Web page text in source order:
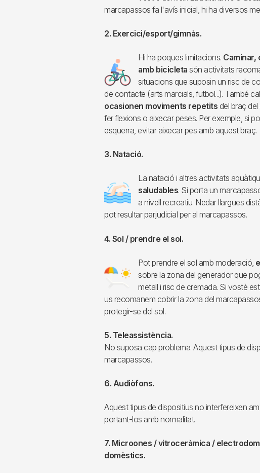
marcapassos fa l'avís inicial, hi ha diversos
2. Exercici/esport/gimnàs.
Imagen
Hi ha poques limitacions. Caminar,
amb bicicleta són activitats
situacions que suposin un risc de
de contacte (arts marcials, futbol...). També cal
ocasionen moviments repetits del braç
fer flexions o aixecar peses. Per exemple, si
esquerra, evitar aixecar pes amb aquest braç.
3. Natació.
Imagen
La natació i altres activitats
saludables. Si porta un
a nivell recreatiu. Nedar llargues
pot resultar perjudicial per al marcapassos.
4. Sol / prendre el sol.
Imagen
Pot prendre el sol amb moderació,
sobre la zona del generador que
metall i risc de cremada. Si vostè
us recomanem cobrir la zona del
protegir-se del sol.
5. Teleassistència.
No suposa cap problema. Aquest tipus de
marcapassos.
6. Audiòfons.
Aquest tipus de dispositius no interfereixen
portant-los amb normalitat.
7. Microones / vitroceràmica /
domèstics.